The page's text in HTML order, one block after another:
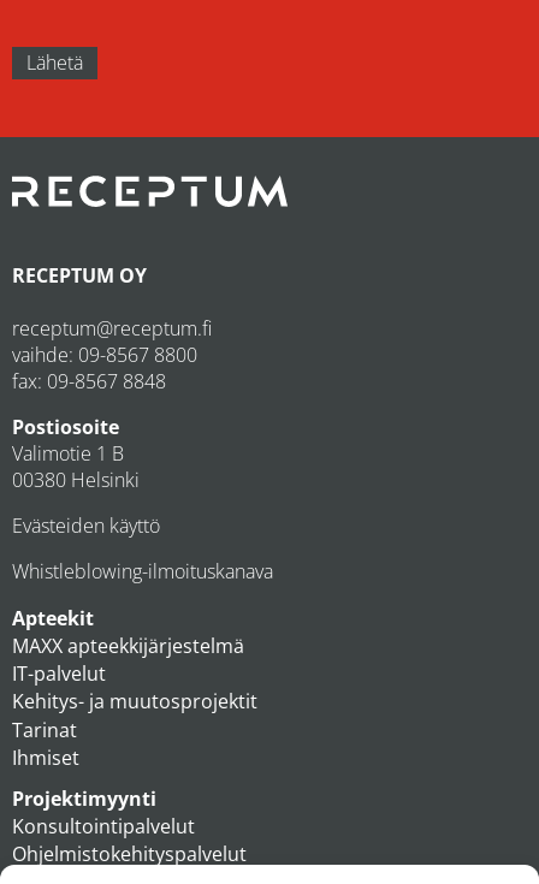
RECEPTUM OY
receptum@receptum.fi
vaihde: 09-8567 8800
fax: 09-8567 8848
Postiosoite
Valimotie 1 B
00380 Helsinki
Evästeiden käyttö
Whistleblowing-ilmoituskanava
Apteekit
MAXX apteekkijärjestelmä
IT-palvelut
Kehitys- ja muutosprojektit
Tarinat
Ihmiset
Projektimyynti
Konsultointipalvelut
Ohjelmistokehityspalvelut